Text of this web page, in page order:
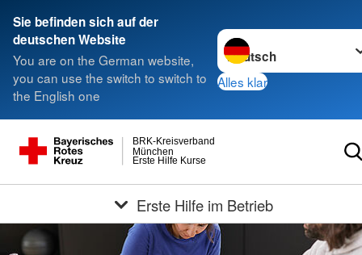
Sie befinden sich auf der
deutschen Website
You are on the German website,
you can use the switch to switch to
the English one
Sprache wechseln zu
Alles klar
Erste Hilfe Kurse
München
BRK-Kreisverband
Erste Hilfe im Betrieb